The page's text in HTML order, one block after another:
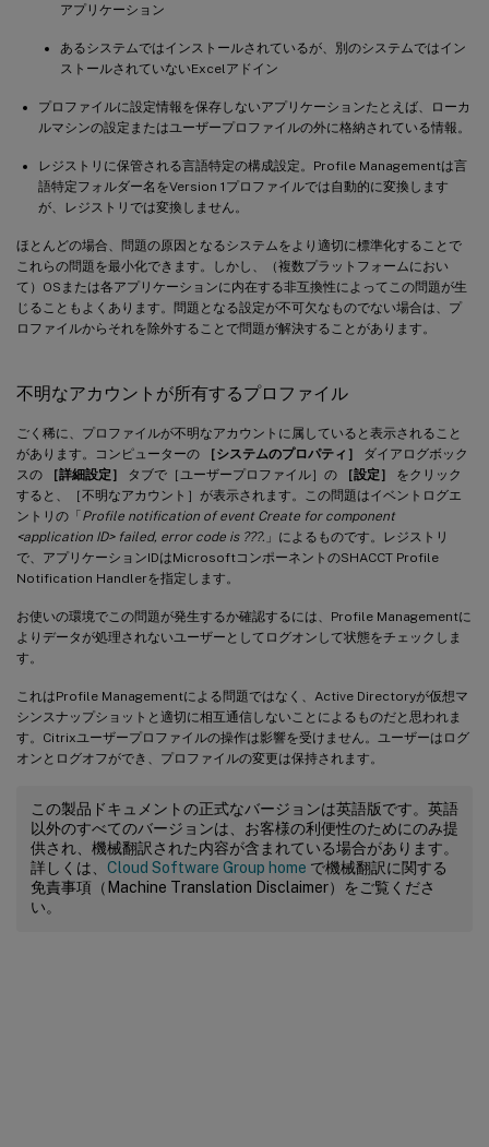
アプリケーション
あるシステムではインストールされているが、別のシステムではイン
ストールされていないExcelアドイン
プロファイルに設定情報を保存しないアプリケーションたとえば、ローカ
ルマシンの設定またはユーザープロファイルの外に格納されている情報。
レジストリに保管される言語特定の構成設定。Profile Managementは言
語特定フォルダー名をVersion 1プロファイルでは自動的に変換します
が、レジストリでは変換しません。
ほとんどの場合、問題の原因となるシステムをより適切に標準化することで
これらの問題を最小化できます。しかし、（複数プラットフォームにおい
て）OSまたは各アプリケーションに内在する非互換性によってこの問題が生
じることもよくあります。問題となる設定が不可欠なものでない場合は、プ
ロファイルからそれを除外することで問題が解決することがあります。
不明なアカウントが所有するプロファイル
ごく稀に、プロファイルが不明なアカウントに属していると表示されること
があります。コンピューターの
［システムのプロパティ］
ダイアログボック
スの
［詳細設定］ タブで［ユーザープロファイル］の ［設定］
をクリック
すると、［不明なアカウント］が表示されます。この問題はイベントログエ
ントリの「Profile notification of event Create for component
<application ID> failed, error code is ???. 」によるものです。レジストリ
で、アプリケーションIDはMicrosoftコンポーネントのSHACCT Profile
Notification Handlerを指定します。
お使いの環境でこの問題が発生するか確認するには、Profile Managementに
よりデータが処理されないユーザーとしてログオンして状態をチェックしま
す。
これはProfile Managementによる問題ではなく、Active Directoryが仮想マ
シンスナップショットと適切に相互通信しないことによるものだと思われま
す。Citrixユーザープロファイルの操作は影響を受けません。ユーザーはログ
オンとログオフができ、プロファイルの変更は保持されます。
この製品ドキュメントの正式なバージョンは英語版です。英語
以外のすべてのバージョンは、お客様の利便性のためにのみ提
供され、機械翻訳された内容が含まれている場合があります。
詳しくは、 Cloud Software Group home で機械翻訳に関する
免責事項（Machine Translation Disclaimer）をご覧くださ
い。